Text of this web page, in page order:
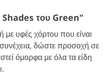
του Green"
με υφές χόρτου που είναι
δώστε προσοχή σε
όμορφα με όλα τα είδη